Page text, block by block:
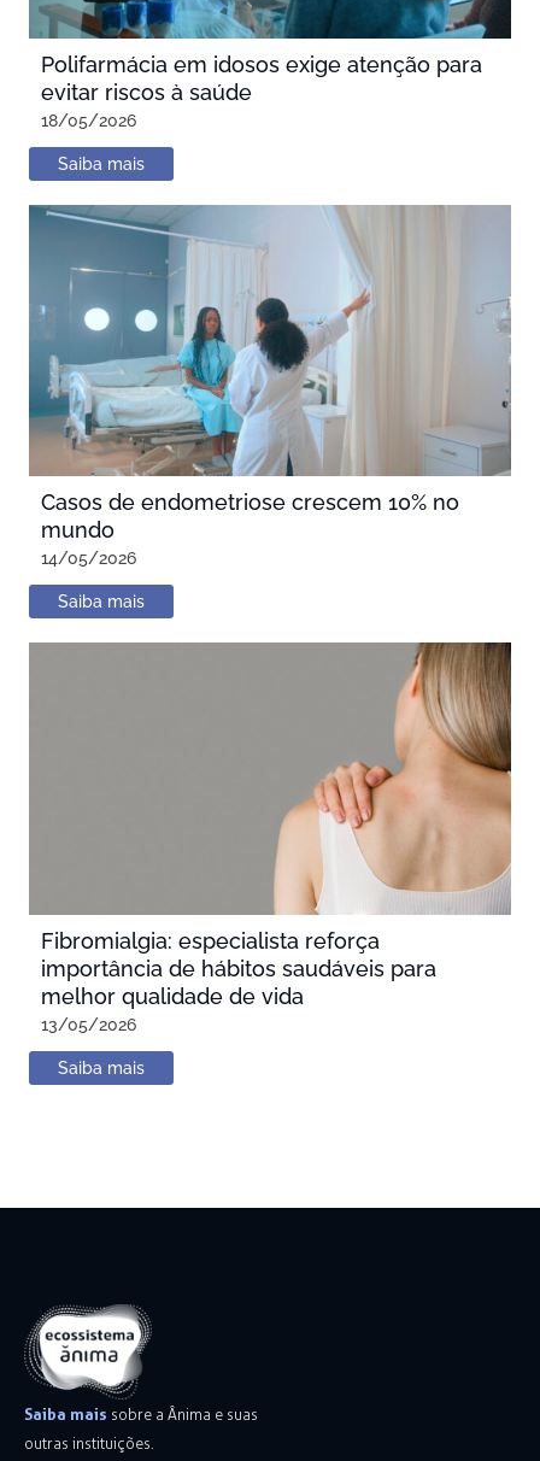
Polifarmácia em idosos exige atenção para
evitar riscos à saúde
18/05/2026
Saiba mais
Casos de endometriose crescem 10% no
mundo
14/05/2026
Saiba mais
Fibromialgia: especialista reforça
importância de hábitos saudáveis para
melhor qualidade de vida
13/05/2026
Saiba mais
Saiba mais sobre a Ânima e suas
outras instituições.